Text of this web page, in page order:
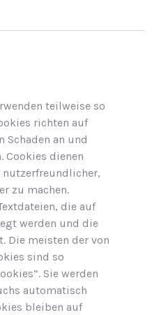
teilweise so
richten auf
Schaden an und
Cookies dienen
nutzerfreundlicher,
zu machen.
die auf
werden und die
Die meisten der von
sind so
Sie werden
automatisch
bleiben auf